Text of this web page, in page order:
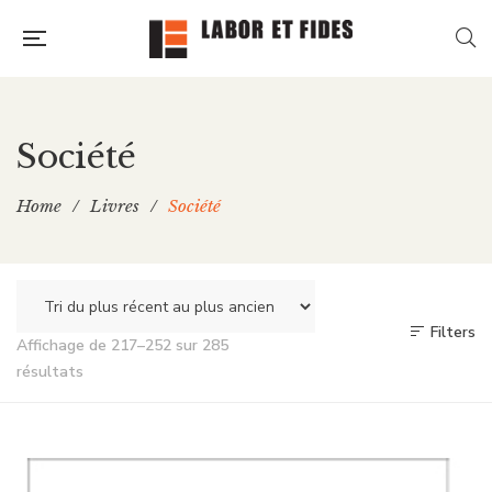
Société
Home / Livres / Société
Affichage de 217–252 sur 285
résultats
Filters